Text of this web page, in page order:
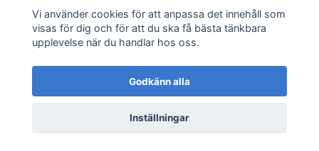
© 2026 Sevensports
Vi använder cookies för att anpassa det innehåll som
visas för dig och för att du ska få bästa tänkbara
upplevelse när du handlar hos oss.
Godkänn alla
Inställningar